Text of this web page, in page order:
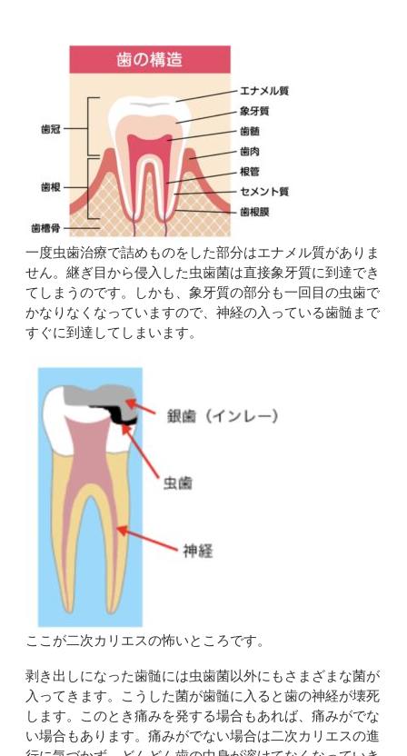
一度虫歯治療で詰めものをした部分はエナメル質がありま
せん。継ぎ目から侵入した虫歯菌は直接象牙質に到達でき
てしまうのです。しかも、象牙質の部分も一回目の虫歯で
かなりなくなっていますので、神経の入っている歯髄まで
すぐに到達してしまいます。
ここが二次カリエスの怖いところです。
剥き出しになった歯髄には虫歯菌以外にもさまざまな菌が
入ってきます。こうした菌が歯髄に入ると歯の神経が壊死
します。このとき痛みを発する場合もあれば、痛みがでな
い場合もあります。痛みがでない場合は二次カリエスの進